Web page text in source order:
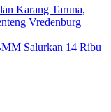
Karang Taruna,
Vredenburg
Salurkan 14 Ribu